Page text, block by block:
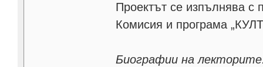
Проектът се изпълнява с
Комисия и програма
Биографии на